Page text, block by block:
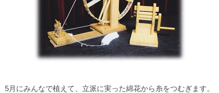
5月にみんなで植えて、立派に実った綿花から糸をつむぎます。